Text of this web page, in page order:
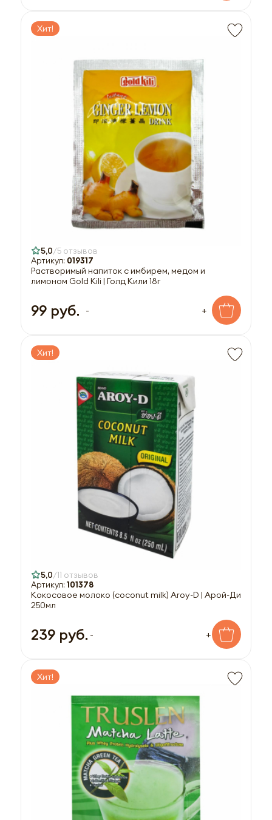
Хит!
5,0 5 отзывов
Артикул: 019317
Растворимый напиток с имбирем, медом и
лимоном Gold Kili | Голд Кили 18г
99 руб. - +
Хит!
5,0 11 отзывов
Артикул: 101378
Кокосовое молоко (coconut milk) Aroy-D | Арой-Ди
250мл
239 руб. - +
Хит!